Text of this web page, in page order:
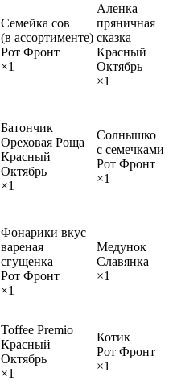
Семейка сов
(в ассортименте)
Рот Фронт
×1
Аленка
пряничная
сказка
Красный
Октябрь
×1
Батончик
Ореховая Роща
Красный
Октябрь
×1
Солнышко
с семечками
Рот Фронт
×1
Фонарики вкус
вареная
сгущенка
Рот Фронт
×1
Медунок
Славянка
×1
Toffee Premio
Красный
Октябрь
×1
Котик
Рот Фронт
×1